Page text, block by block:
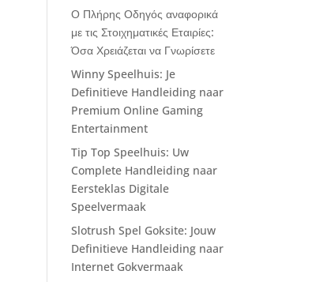
Ο Πλήρης Οδηγός αναφορικά
με τις Στοιχηματικές Εταιρίες:
Όσα Χρειάζεται να Γνωρίσετε
Winny Speelhuis: Je
Definitieve Handleiding naar
Premium Online Gaming
Entertainment
Tip Top Speelhuis: Uw
Complete Handleiding naar
Eersteklas Digitale
Speelvermaak
Slotrush Spel Goksite: Jouw
Definitieve Handleiding naar
Internet Gokvermaak